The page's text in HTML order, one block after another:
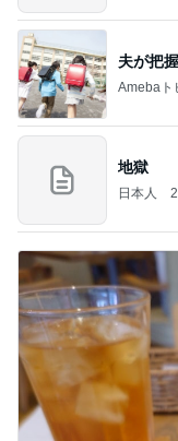
夫が把
Amebaト
地獄
日本人